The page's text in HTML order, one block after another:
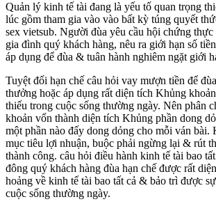
Quản lý kinh tế tài đang là yếu tố quan trọng
lúc gồm tham gia vào vào bất kỳ túng quyết
sex vietsub. Người đùa yêu cầu hội chứng thực
gia đình quý khách hàng, nêu ra giới hạn số
áp dụng để đùa & tuân hành nghiêm ngặt giới
Tuyệt đối hạn chế câu hỏi vay mượn tiền để
thưởng hoặc áp dụng rất diện tích Khủng
thiếu trong cuộc sống thường ngày. Nên phân
khoản vốn thành diện tích Khủng phần dong
một phần nào đấy dong dỏng cho mỗi ván bài.
mục tiêu lợi nhuận, buộc phải ngừng lại & rút
thành công. câu hỏi điều hành kinh tế tài bao
đông quý khách hàng đùa hạn chế được rất
hoảng về kinh tế tài bao tất cả & bảo trì được
cuộc sống thường ngày.